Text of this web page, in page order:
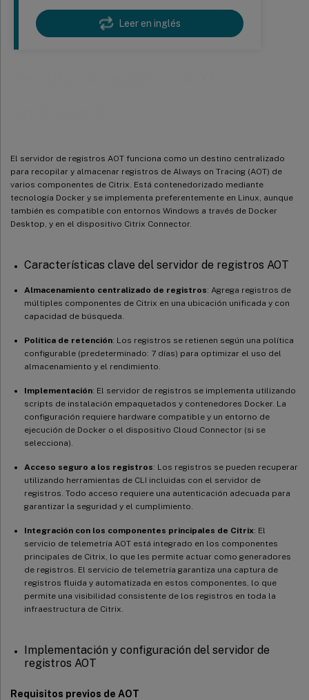
Leer en inglés
El servidor de registros AOT funciona como un destino centralizado
para recopilar y almacenar registros de Always on Tracing (AOT) de
varios componentes de Citrix. Está contenedorizado mediante
tecnología Docker y se implementa preferentemente en Linux, aunque
también es compatible con entornos Windows a través de Docker
Desktop, y en el dispositivo Citrix Connector.
Características clave del servidor de registros AOT
Almacenamiento centralizado de registros: Agrega registros de
múltiples componentes de Citrix en una ubicación unificada y con
capacidad de búsqueda.
Política de retención: Los registros se retienen según una política
configurable (predeterminado: 7 días) para optimizar el uso del
almacenamiento y el rendimiento.
Implementación: El servidor de registros se implementa utilizando
scripts de instalación empaquetados y contenedores Docker. La
configuración requiere hardware compatible y un entorno de
ejecución de Docker o el dispositivo Cloud Connector (si se
selecciona).
Acceso seguro a los registros: Los registros se pueden recuperar
utilizando herramientas de CLI incluidas con el servidor de
registros. Todo acceso requiere una autenticación adecuada para
garantizar la seguridad y el cumplimiento.
Integración con los componentes principales de Citrix: El
servicio de telemetría AOT está integrado en los componentes
principales de Citrix, lo que les permite actuar como generadores
de registros. El servicio de telemetría garantiza una captura de
registros fluida y automatizada en estos componentes, lo que
permite una visibilidad consistente de los registros en toda la
infraestructura de Citrix.
Implementación y configuración del servidor de
registros AOT
Requisitos previos de AOT